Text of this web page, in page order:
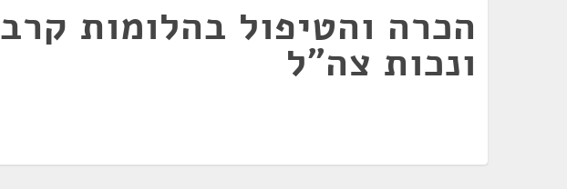
הכרה והטיפול בהלומות קרב
ונכות צה"ל